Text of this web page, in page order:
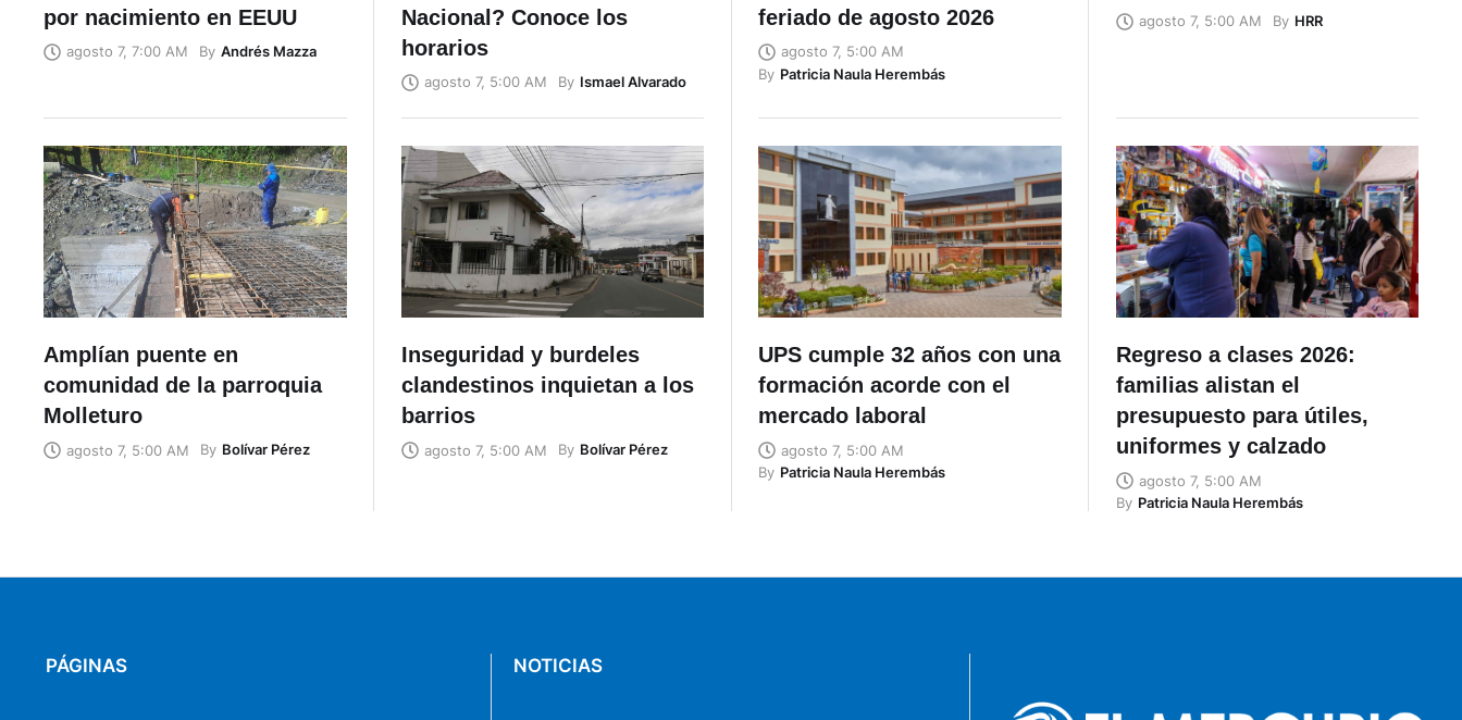
por nacimiento en EEUU
agosto 7, 7:00 AM By Andrés Mazza
Nacional? Conoce los
horarios
agosto 7, 5:00 AM By Ismael Alvarado
feriado de agosto 2026
agosto 7, 5:00 AM
By Patricia Naula Herembás
agosto 7, 5:00 AM By HRR
Amplían puente en
comunidad de la parroquia
Molleturo
agosto 7, 5:00 AM By Bolívar Pérez
Inseguridad y burdeles
clandestinos inquietan a los
barrios
agosto 7, 5:00 AM By Bolívar Pérez
UPS cumple 32 años con una
formación acorde con el
mercado laboral
agosto 7, 5:00 AM
By Patricia Naula Herembás
Regreso a clases 2026:
familias alistan el
presupuesto para útiles,
uniformes y calzado
agosto 7, 5:00 AM
By Patricia Naula Herembás
PÁGINAS NOTICIAS